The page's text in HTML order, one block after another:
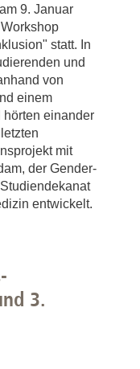
9. Januar
statt. In
und
von
einem
einander
mit
der Gender-
entwickelt.
3.